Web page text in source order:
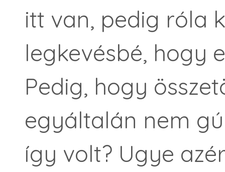
itt van, pedig róla
legkevésbé, hogy
Pedig, hogy
egyáltalán nem
így volt? Ugye